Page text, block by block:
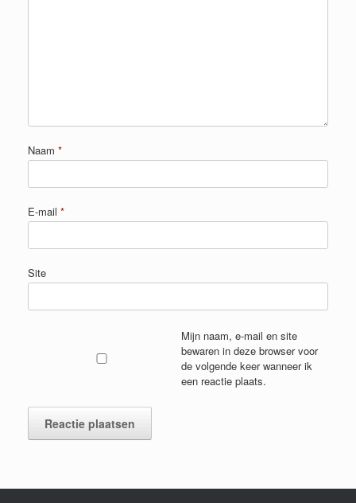
Naam *
E-mail *
Site
Mijn naam, e-mail en site
bewaren in deze browser voor
de volgende keer wanneer ik
een reactie plaats.